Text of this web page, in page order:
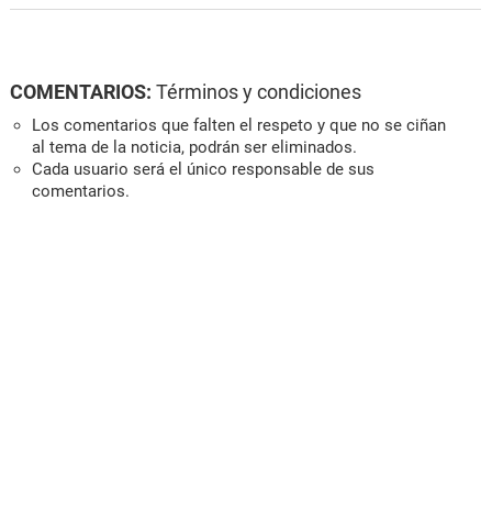
COMENTARIOS: Términos y condiciones
Los comentarios que falten el respeto y que no se ciñan
al tema de la noticia, podrán ser eliminados.
Cada usuario será el único responsable de sus
comentarios.